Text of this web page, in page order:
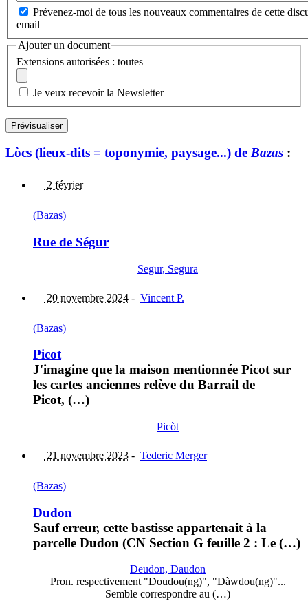
Prévenez-moi de tous les nouveaux commentaires de cette
email
Ajouter un document
Extensions autorisées : toutes
Je veux recevoir la Newsletter
Lòcs (lieux-dits = toponymie, paysage...) de Bazas :
2 février
(Bazas)
Rue de Ségur
Segur, Segura
20 novembre 2024 - Vincent P.
(Bazas)
Picot
J'imagine que la maison mentionnée Picot sur
les cartes anciennes relève du Barrail de
Picot, (…)
Picòt
21 novembre 2023 - Tederic Merger
(Bazas)
Dudon
Sauf erreur, cette bastisse appartenait à la
parcelle Dudon (CN Section G feuille 2 : Le (…)
Deudon, Daudon
Pron. respectivement "Doudou(ng)", "Dàwdou(ng)"...
Semble correspondre au (…)